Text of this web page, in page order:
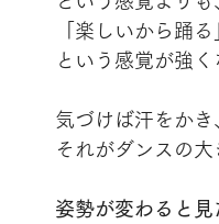
「楽しいから踊る
という感覚が強く
気づけば汗をかき
それがダンスの大
姿勢が変わると見